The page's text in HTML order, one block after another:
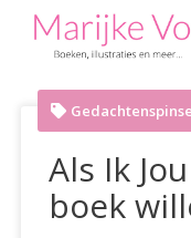
Als Ik
boek